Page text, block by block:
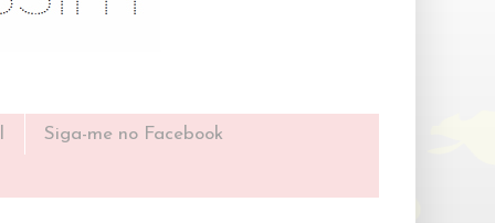
Siga-me no Facebook